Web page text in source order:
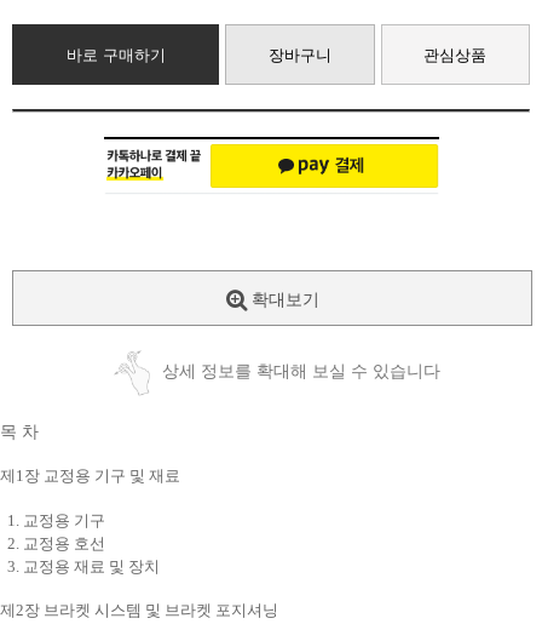
바로 구매하기 장바구니 관심상품
확대보기
상세 정보를 확대해 보실 수 있습니다
목 차
제1장 교정용 기구 및 재료
1. 교정용 기구
2. 교정용 호선
3. 교정용 재료 및 장치
제2장 브라켓 시스템 및 브라켓 포지셔닝